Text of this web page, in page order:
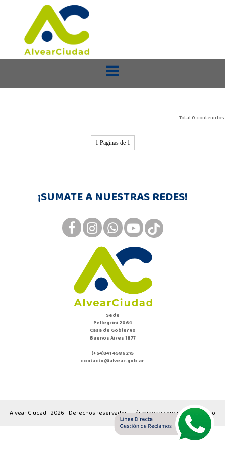
Total 0 contenidos.
1 Paginas de 1
¡SUMATE A NUESTRAS REDES!
Sede
Pellegrini 2064
Casa de Gobierno
Buenos Aires 1877
(+54)341 4586215
contacto@alvear.gob.ar
Alvear Ciudad - 2026 - Derechos reservados - Términos y condiciones de uso